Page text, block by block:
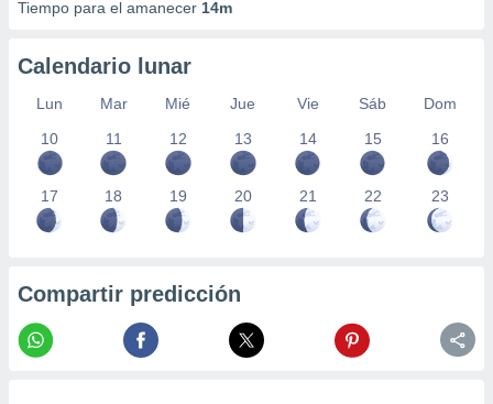
Tiempo para el amanecer 14m
Calendario lunar
Lun Mar Mié Jue Vie Sáb
Dom
10
11 12 13 14 15 16
17 18 19 20 21 22 23
Compartir predicción